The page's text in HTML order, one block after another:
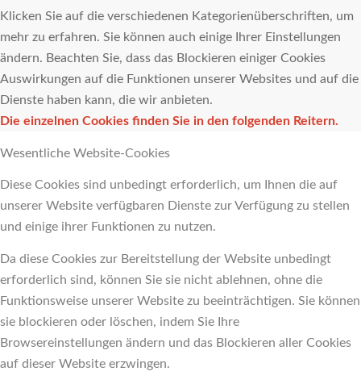
Klicken Sie auf die verschiedenen Kategorienüberschriften, um
mehr zu erfahren. Sie können auch einige Ihrer Einstellungen
ändern. Beachten Sie, dass das Blockieren einiger Cookies
Auswirkungen auf die Funktionen unserer Websites und auf die
Dienste haben kann, die wir anbieten.
Die einzelnen Cookies finden Sie in den folgenden Reitern.
Wesentliche Website-Cookies
Diese Cookies sind unbedingt erforderlich, um Ihnen die auf
unserer Website verfügbaren Dienste zur Verfügung zu stellen
und einige ihrer Funktionen zu nutzen.
Da diese Cookies zur Bereitstellung der Website unbedingt
erforderlich sind, können Sie sie nicht ablehnen, ohne die
Funktionsweise unserer Website zu beeinträchtigen. Sie können
sie blockieren oder löschen, indem Sie Ihre
Browsereinstellungen ändern und das Blockieren aller Cookies
auf dieser Website erzwingen.